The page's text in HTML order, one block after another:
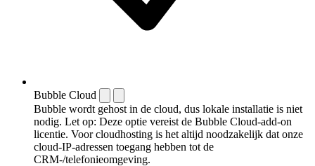
Bubble Cloud
Bubble wordt gehost in de cloud, dus lokale installatie is niet
nodig. Let op: Deze optie vereist de Bubble Cloud-add-on
licentie. Voor cloudhosting is het altijd noodzakelijk dat onze
cloud-IP-adressen toegang hebben tot de
CRM-/telefonieomgeving.